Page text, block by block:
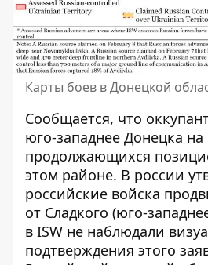
Карты боев в Донецкой
Сообщается, что
юго-западнее Донецка
продолжающихся
этом районе. В россии
российские войска
от Сладкого (юго-
в ISW не наблюдали
подтверждения этого